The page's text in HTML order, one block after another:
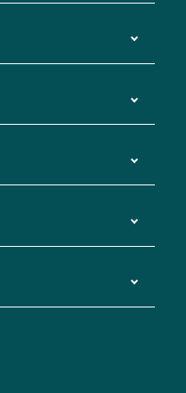
ションシステム
す
重大学病院直通バ
埼玉
～中部国際空港